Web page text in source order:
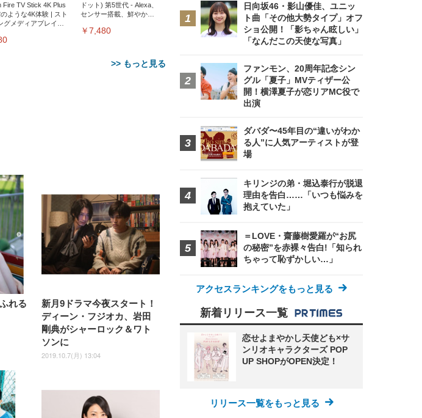
Fire TV Stick 4K Plus
ような4K体験 | スト
グメディアプレイヤ
ドット) 第5世代 - Alexa、
センサー搭載、鮮やかな
￥7,480
>> もっと見る
フィスチェア デスク
れない テレワーク
化バックレスト 30度
グ機能 人間工学 椅子
ト 90度跳ね上げ式ア
ト 3Dヘッドレスト
付き 高反発クッショ
ア 通気性メッシュ
グ/勉強/事務用 おし
コンチェア (ホワイ
ッシュ 通気性 ランバーサ
ポート付き 腰サポート ガ
ス圧無段階昇降 360度回
転 キャスター付き コンパ
クト 幅52×奥行58.5×高さ
84～96cm テレワーク 在
宅勤務 ブラック
￥4,139
Dell
ンチ 液晶モ
）VA 非光
VGA
高さ調整 ス
応
ジネス向け
Gaming Monitor 24” Essential ゲ
ーミングモニター QD 24.5インチ
1ms FHD 量子ドット 残像低減 (3
年保証 | 輝点保証 | 日本メーカー)
￥34,980
スマートベーシ
Amazon.co.jp限定】
アイリスオーヤマ
ーツ 超厚型 お徳用
枚入 (x 1) (ケース
ュラー 200枚入
【Amazon.co.jp限定】
￥3,731
れる
新月9ドラマ今夜スタート！
ディーン・フジオカ、岩田
剛典がシャーロック＆ワト
ソンに
2019.10.7(月) 13:04
日向坂46・影山優佳、ユニッ
ト曲「その他大勢タイプ」オフ
ショ公開！「影ちゃん眩しい」
「なんだこの天使な写真」
ファンモン、20周年記念シン
グル「夏子」MVティザー公
開！横澤夏子が恋リアMC役で
出演
ダバダ〜45年目の“違いがわか
る人”に人気アーティストが登
場
キリンジの弟・堀込泰行が脱退
理由を告白……「いつも悩みを
抱えていた」
＝LOVE・齋藤樹愛羅が“お尻
の秘密”を赤裸々告白!「知られ
ちゃって恥ずかしい…」
アクセスランキングをもっと見る
新着リリース一覧
恋せよまやかし天使ども×サ
ンリオキャラクターズ POP
UP SHOPがOPEN決定！
リリース一覧をもっと見る